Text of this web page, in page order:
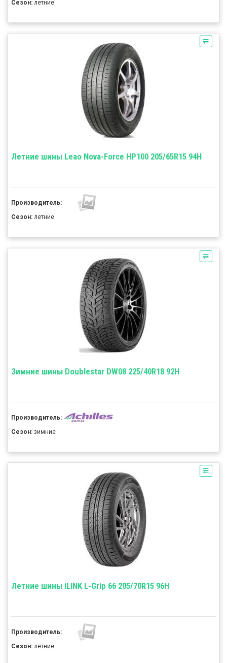
Сезон: летние
Летние шины Leao Nova-Force HP100 205/65R15 94H
Производитель:
Сезон: летние
Зимние шины Doublestar DW08 225/40R18 92H
Производитель:
Сезон: зимние
Летние шины iLINK L-Grip 66 205/70R15 96H
Производитель:
Сезон: летние